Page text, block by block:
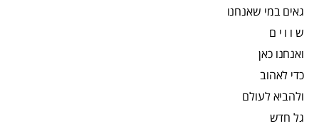
גאים במי שאנחנו
ש ו ו י ם
ואנחנו כאן
כדי לאהוב
ולהביא לעולם
גל חדש